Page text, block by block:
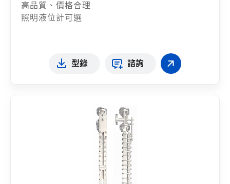
高品質、價格合理
照明液位計可選
型錄 諮詢